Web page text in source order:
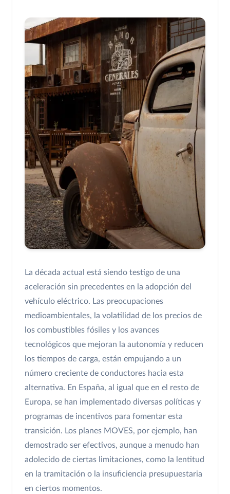
La década actual está siendo testigo de una
aceleración sin precedentes en la adopción del
vehículo eléctrico. Las preocupaciones
medioambientales, la volatilidad de los precios de
los combustibles fósiles y los avances
tecnológicos que mejoran la autonomía y reducen
los tiempos de carga, están empujando a un
número creciente de conductores hacia esta
alternativa. En España, al igual que en el resto de
Europa, se han implementado diversas políticas y
programas de incentivos para fomentar esta
transición. Los planes MOVES, por ejemplo, han
demostrado ser efectivos, aunque a menudo han
adolecido de ciertas limitaciones, como la lentitud
en la tramitación o la insuficiencia presupuestaria
en ciertos momentos.